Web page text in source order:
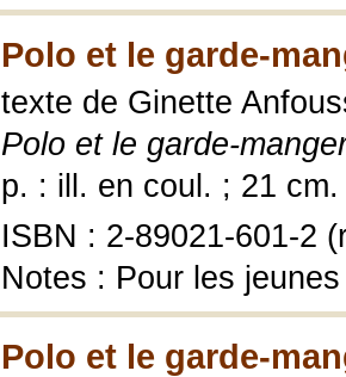
Polo et le garde-
texte de Ginette
Polo et le garde-
p. : ill. en coul. ; 21 cm.
ISBN : 2-89021-601-2
Notes : Pour les jeunes
Polo et le garde-